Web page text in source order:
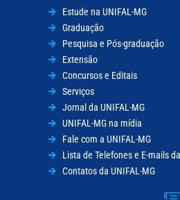
Estude na UNIFAL-MG
Graduação
Pesquisa e Pós-graduação
Extensão
Concursos e Editais
Serviços
Jornal da UNIFAL-MG
UNIFAL-MG na mídia
Fale com a UNIFAL-MG
Lista de Telefones e E-mails
Contatos da UNIFAL-MG